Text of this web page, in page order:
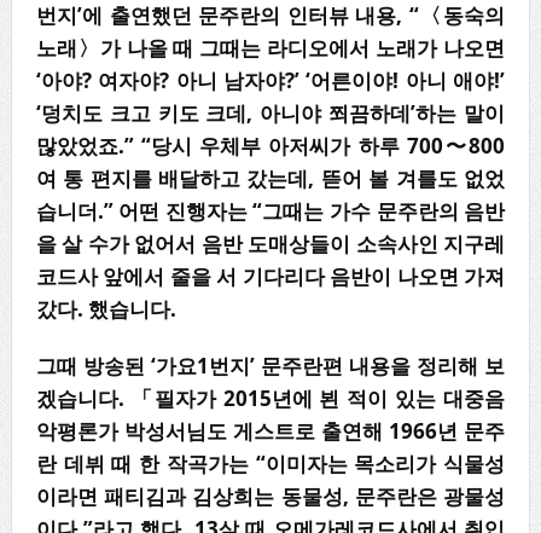
번지’에 출연했던 문주란의 인터뷰 내용, “〈동숙의
노래〉가 나올 때 그때는 라디오에서 노래가 나오면
‘아야? 여자야? 아니 남자야?’ ‘어른이야! 아니 애야!’
‘덩치도 크고 키도 크데, 아니야 쬐끔하데’하는 말이
많았었죠.” “당시 우체부 아저씨가 하루 700〜800
여 통 편지를 배달하고 갔는데, 뜯어 볼 겨를도 없었
습니더.” 어떤 진행자는 “그때는 가수 문주란의 음반
을 살 수가 없어서 음반 도매상들이 소속사인 지구레
코드사 앞에서 줄을 서 기다리다 음반이 나오면 가져
갔다. 했습니다.
그때 방송된 ‘가요1번지’ 문주란편 내용을 정리해 보
겠습니다. 「필자가 2015년에 뵌 적이 있는 대중음
악평론가 박성서님도 게스트로 출연해 1966년 문주
란 데뷔 때 한 작곡가는 “이미자는 목소리가 식물성
이라면 패티김과 김상희는 동물성, 문주란은 광물성